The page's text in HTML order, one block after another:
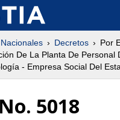
Nacionales Decretos
Por
De La Planta De Personal
- Empresa Social Del
5018